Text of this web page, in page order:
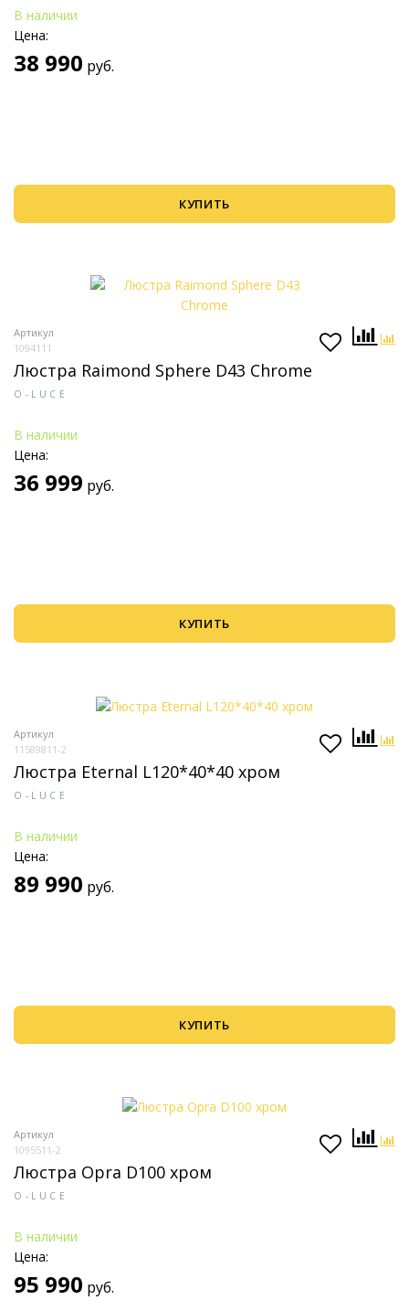
В наличии
Цена:
38 990 руб.
КУПИТЬ
Артикул
1094111
Люстра Raimond Sphere D43 Chrome
O-LUCE
В наличии
Цена:
36 999 руб.
КУПИТЬ
Артикул
11589811-2
Люстра Eternal L120*40*40 хром
O-LUCE
В наличии
Цена:
89 990 руб.
КУПИТЬ
Артикул
1095511-2
Люстра Opra D100 хром
O-LUCE
В наличии
Цена:
95 990 руб.